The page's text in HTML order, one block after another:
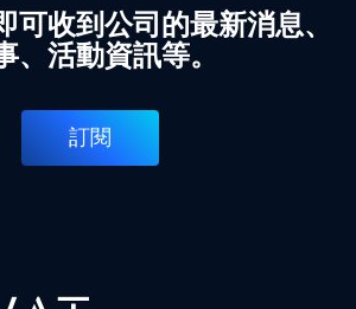
可收到公司的最新消息、
、活動資訊等。
訂閱